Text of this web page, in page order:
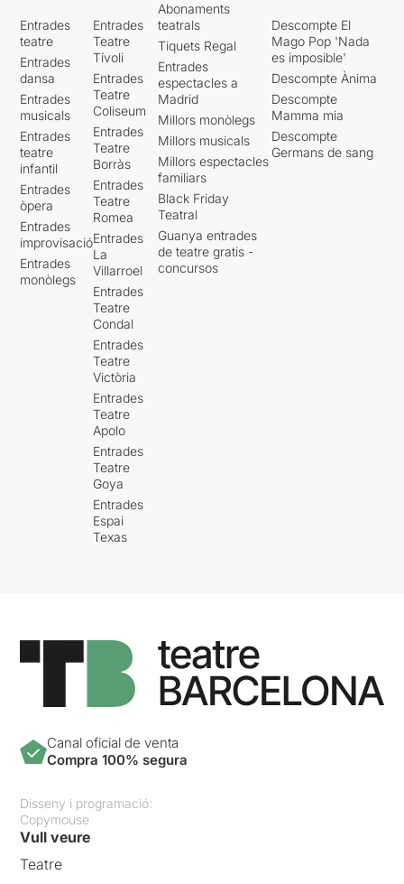
Entrades
teatre
Entrades
dansa
Entrades
musicals
Entrades
teatre
infantil
Entrades
òpera
Entrades
improvisació
Entrades
monòlegs
Entrades
Teatre
Tívoli
Entrades
Teatre
Coliseum
Entrades
Teatre
Borràs
Entrades
Teatre
Romea
Entrades
La
Villarroel
Entrades
Teatre
Condal
Entrades
Teatre
Victòria
Entrades
Teatre
Apolo
Entrades
Teatre
Goya
Entrades
Espai
Texas
Abonaments
teatrals
Tiquets Regal
Entrades
espectacles a
Madrid
Millors monòlegs
Millors musicals
Millors espectacles
familiars
Black Friday
Teatral
Guanya entrades
de teatre gratis -
concursos
Descompte El
Mago Pop 'Nada
es imposible'
Descompte Ànima
Descompte
Mamma mia
Descompte
Germans de sang
Canal oficial de venta
Compra 100% segura
Disseny i programació:
Copymouse
Vull veure
Teatre